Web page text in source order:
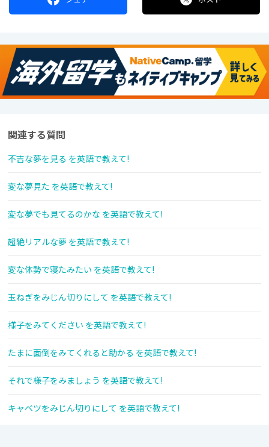
関連する質問
不吉な夢を見る を英語で教えて!
変な夢見た を英語で教えて!
変な夢でも見てるのかな を英語で教えて!
超絶リアルな夢 を英語で教えて!
変な体勢で寝たみたい を英語で教えて!
玉ねぎをみじん切りにして を英語で教えて!
様子をみてください を英語で教えて!
たまに面倒をみてくれると助かる を英語で教えて!
それで様子をみましょう を英語で教えて!
キャベツをみじん切りにして を英語で教えて!